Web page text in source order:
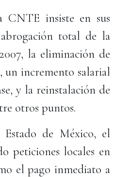
insiste en sus
total de la
la eliminación de
un incremento salarial
y la reinstalación de
otros puntos.
de México, el
peticiones locales en
el pago inmediato a